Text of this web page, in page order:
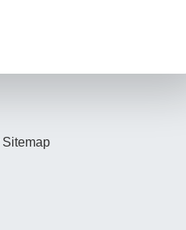
Sitemap